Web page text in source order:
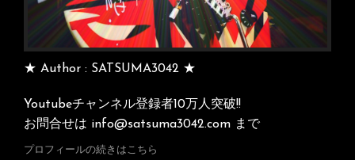
し
た！
★ Author : SATSUMA3042 ★
Youtubeチャンネル登録者10万人突破!!
お問合せは info@satsuma3042.com まで
プロフィールの続きはこちら